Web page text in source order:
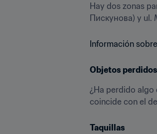
Hay dos zonas
Пискунова) y ul.
Información
Objetos perdidos
¿Ha perdido algo
coincide con el
Taquillas